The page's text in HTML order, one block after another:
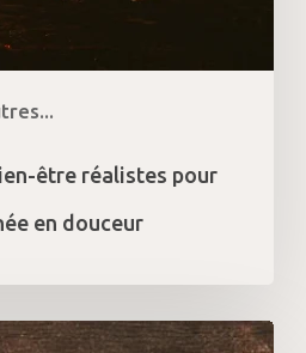
être réalistes pour
en douceur